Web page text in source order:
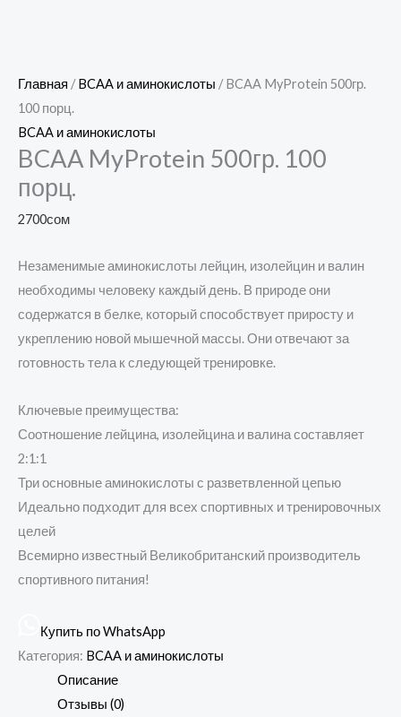
Главная /BCAA и аминокислоты / BCAA MyProtein 500гр.
100 порц.
BCAA и аминокислоты
BCAA MyProtein 500гр. 100
порц.
2700сом
Незаменимые аминокислоты лейцин, изолейцин и валин
необходимы человеку каждый день. В природе они
содержатся в белке, который способствует приросту и
укреплению новой мышечной массы. Они отвечают за
готовность тела к следующей тренировке.
Ключевые преимущества:
Соотношение лейцина, изолейцина и валина составляет
2:1:1
Три основные аминокислоты с разветвленной цепью
Идеально подходит для всех спортивных и тренировочных
целей
Всемирно известный Великобританский производитель
спортивного питания!
Купить по WhatsApp
Категория: BCAA и аминокислоты
Описание
Отзывы (0)